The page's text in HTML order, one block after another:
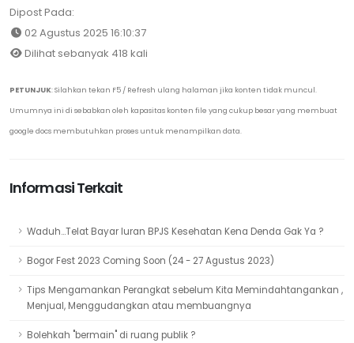
Dipost Pada:
02 Agustus 2025 16:10:37
Dilihat sebanyak 418 kali
PETUNJUK: Silahkan tekan F5 / Refresh ulang halaman jika konten tidak muncul.
Umumnya ini di sebabkan oleh kapasitas konten file yang cukup besar yang membuat
google docs membutuhkan proses untuk menampilkan data.
Informasi Terkait
Waduh...Telat Bayar Iuran BPJS Kesehatan Kena Denda Gak Ya ?
Bogor Fest 2023 Coming Soon (24 - 27 Agustus 2023)
Tips Mengamankan Perangkat sebelum Kita Memindahtangankan ,
Menjual, Menggudangkan atau membuangnya
Bolehkah "bermain" di ruang publik ?